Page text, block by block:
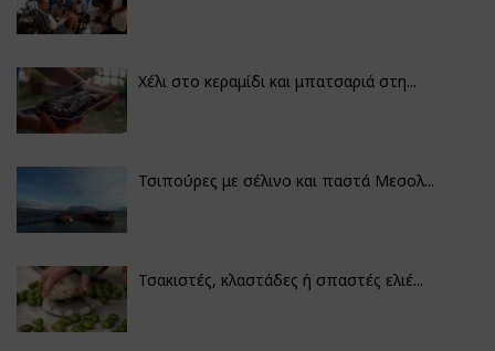
Χέλι στο κεραμίδι και μπατσαριά στη...
Τσιπούρες με σέλινο και παστά Μεσολ...
Τσακιστές, κλαστάδες ή σπαστές ελιέ...